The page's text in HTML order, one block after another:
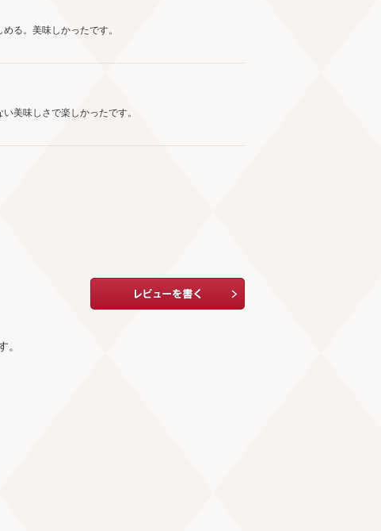
る。美味しかったです。
美味しさで楽しかったです。
。